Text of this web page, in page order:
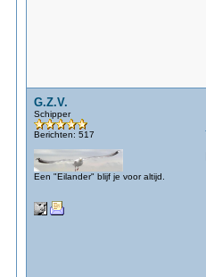
G.Z.V.
Schipper
Berichten: 517
Een "Eilander" blijf je voor altijd.